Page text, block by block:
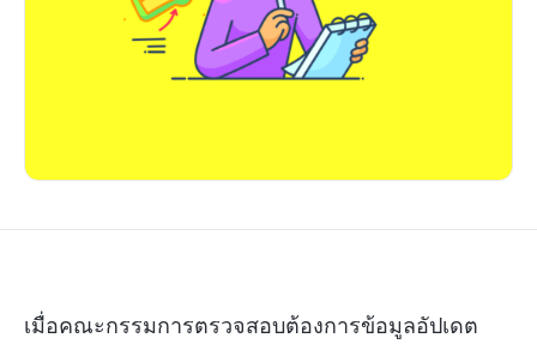
เมื่อคณะกรรมการตรวจสอบต้องการข้อมูลอัปเดต